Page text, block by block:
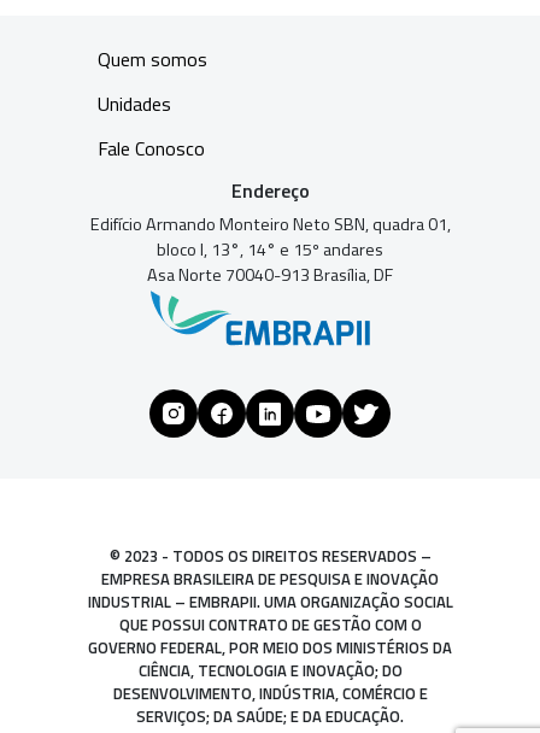
Quem somos
Unidades
Fale Conosco
Endereço
Edifício Armando Monteiro Neto SBN, quadra 01,
bloco I, 13°, 14° e 15º andares
Asa Norte 70040-913 Brasília, DF
© 2023 - TODOS OS DIREITOS RESERVADOS –
EMPRESA BRASILEIRA DE PESQUISA E INOVAÇÃO
INDUSTRIAL – EMBRAPII. UMA ORGANIZAÇÃO SOCIAL
QUE POSSUI CONTRATO DE GESTÃO COM O
GOVERNO FEDERAL, POR MEIO DOS MINISTÉRIOS DA
CIÊNCIA, TECNOLOGIA E INOVAÇÃO; DO
DESENVOLVIMENTO, INDÚSTRIA, COMÉRCIO E
SERVIÇOS; DA SAÚDE; E DA EDUCAÇÃO.